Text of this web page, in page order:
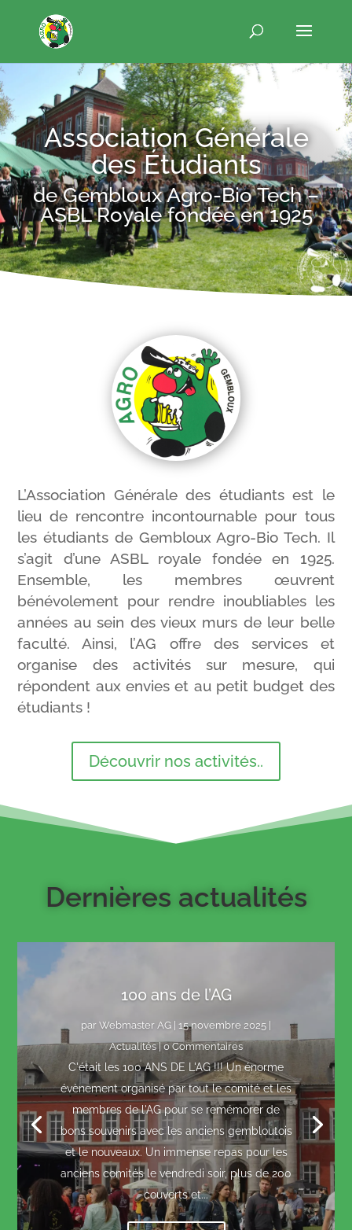
Association Générale
des Étudiants
de Gembloux Agro-Bio Tech –
ASBL Royale fondée en 1925
L’Association Générale des étudiants est le
lieu de rencontre incontournable pour tous
les étudiants de Gembloux Agro-Bio Tech. Il
s’agit d’une ASBL royale fondée en 1925.
Ensemble, les membres œuvrent
bénévolement pour rendre inoubliables les
années au sein des vieux murs de leur belle
faculté. Ainsi, l’AG offre des services et
organise des activités sur mesure, qui
répondent aux envies et au petit budget des
étudiants !
Découvrir nos activités..
Dernières actualités
100 ans de l’AG
par Webmaster AG | 15 novembre 2025 |
Actualités| 0 Commentaires
C'était les 100 ANS DE L'AG !!! Un énorme
évènement organisé par tout le comité et les
membres de l'AG pour se remémorer de
bons souvenirs avec les anciens gembloutois
et le nouveaux. Un immense repas pour les
anciens comités le vendredi soir, plus de 200
couverts et...